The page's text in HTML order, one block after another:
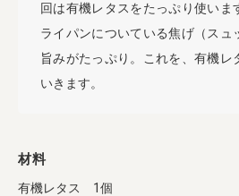
回は有機レタスをたっぷり使いま
ライパンについている焦げ（スュ
旨みがたっぷり。これを、有機レ
いきます。
材料
有機レタス 1個